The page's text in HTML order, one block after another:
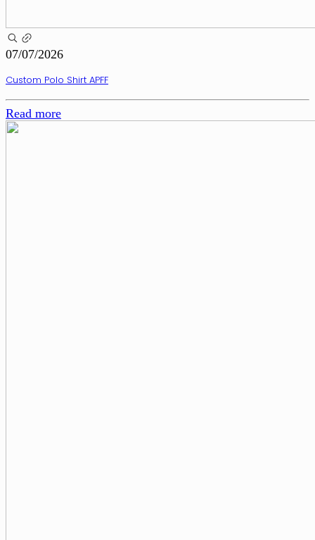
07/07/2026
Custom Polo Shirt APFF
Read more